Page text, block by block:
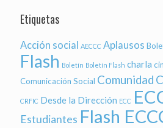
Etiquetas
Acción social AECCC Aplausos
Flash Boletín Boletín Flash charla
Comunicación Social Comunidad
CRFIC Desde la Dirección ECC
Estudiantes Flash